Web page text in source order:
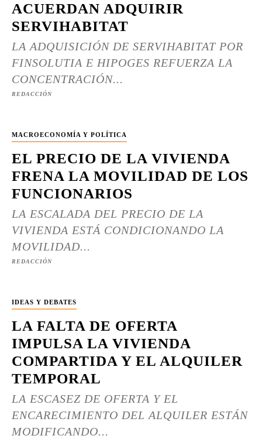
ACUERDAN ADQUIRIR
SERVIHABITAT
LA ADQUISICIÓN DE SERVIHABITAT POR
FINSOLUTIA E HIPOGES REFUERZA LA
CONCENTRACIÓN...
REDACCIÓN
MACROECONOMÍA Y POLÍTICA
EL PRECIO DE LA VIVIENDA
FRENA LA MOVILIDAD DE LOS
FUNCIONARIOS
LA ESCALADA DEL PRECIO DE LA
VIVIENDA ESTÁ CONDICIONANDO LA
MOVILIDAD...
REDACCIÓN
IDEAS Y DEBATES
LA FALTA DE OFERTA
IMPULSA LA VIVIENDA
COMPARTIDA Y EL ALQUILER
TEMPORAL
LA ESCASEZ DE OFERTA Y EL
ENCARECIMIENTO DEL ALQUILER ESTÁN
MODIFICANDO...